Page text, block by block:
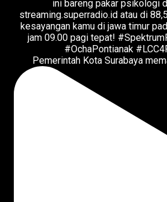
Pemerintah Kota Surabaya